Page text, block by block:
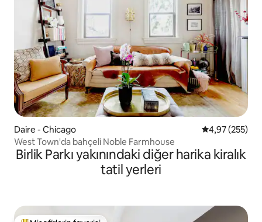
Daire - Chicago 5 üzerinden
4,97 (255)
West Town'da bahçeli Noble Farmhouse
Birlik Parkı yakınındaki diğer harika kiralık
tatil yerleri